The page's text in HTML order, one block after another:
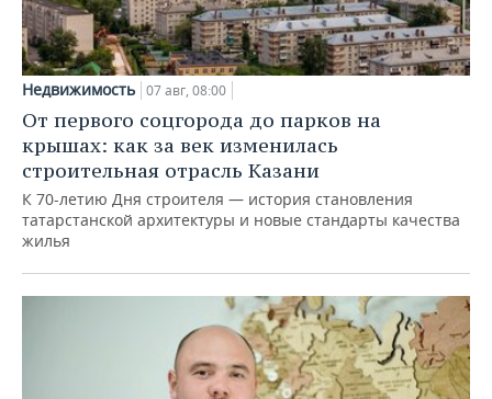
Недвижимость 07 авг, 08:00
От первого соцгорода до парков на
крышах: как за век изменилась
строительная отрасль Казани
К 70-летию Дня строителя — история становления
татарстанской архитектуры и новые стандарты качества
жилья